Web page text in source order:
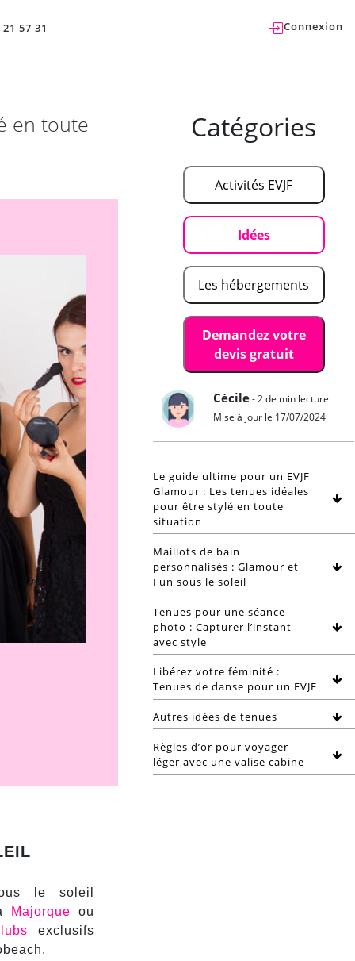
57 31 Connexion
en toute
le soleil
Majorque ou
exclusifs
Catégories
Activités EVJF
Idées
Les hébergements
Demandez votre
devis gratuit
Cécile- 2 de min lecture
Mise à jour le 17/07/2024
Le guide ultime pour un EVJF
Glamour : Les tenues idéales
pour être stylé en toute
situation
Maillots de bain
personnalisés : Glamour et
Fun sous le soleil
Tenues pour une séance
photo : Capturer l’instant
avec style
Libérez votre féminité :
Tenues de danse pour un EVJF
Autres idées de tenues
Règles d’or pour voyager
léger avec une valise cabine